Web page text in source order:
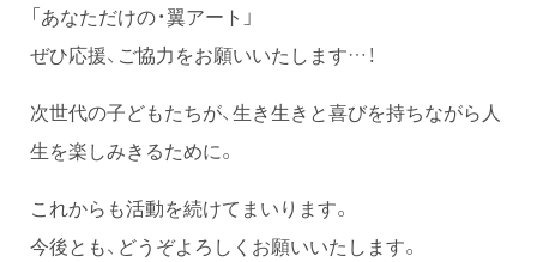
「あなただけの・翼アート」
ぜひ応援、ご協力をお願いいたします…！
次世代の子どもたちが、生き生きと喜びを持ちながら人
生を楽しみきるために。
これからも活動を続けてまいります。
今後とも、どうぞよろしくお願いいたします。